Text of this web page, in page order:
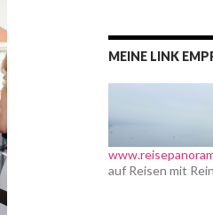
MEINE LINK
auf Reisen mit